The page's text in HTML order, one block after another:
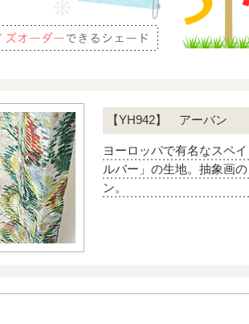
【YH942】 アーバン
ヨーロッパで有名なスペ
ルバー」の生地。抽象画
ン。